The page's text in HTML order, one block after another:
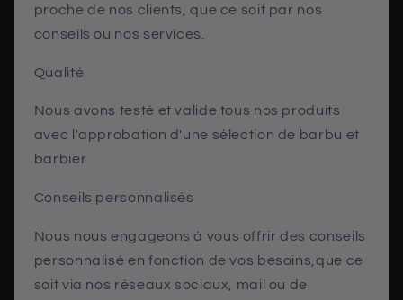
proche de nos clients, que ce soit par nos
conseils ou nos services.
Qualité
Nous avons testé et valide tous nos produits
avec l'approbation d'une sélection de barbu et
barbier
Conseils personnalisés
Nous nous engageons à vous offrir des conseils
personnalisé en fonction de vos besoins,que ce
soit via nos réseaux sociaux, mail ou de